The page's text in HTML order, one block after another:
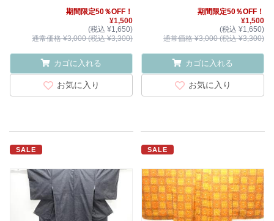
期間限定50％OFF！
¥1,500
(税込 ¥1,650)
通常価格 ¥3,000 (税込 ¥3,300)
カゴに入れる
お気に入り
期間限定50％OFF！
¥1,500
(税込 ¥1,650)
通常価格 ¥3,000 (税込 ¥3,300)
カゴに入れる
お気に入り
SALE SALE